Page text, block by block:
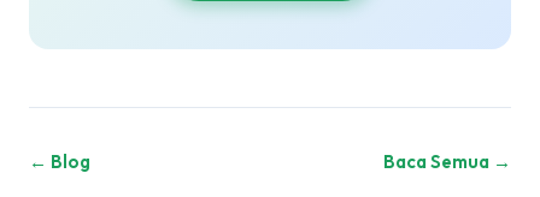
← Blog Baca Semua →